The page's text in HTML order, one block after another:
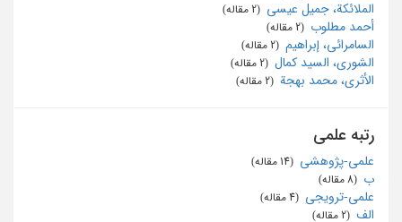
الملائکة، جمیل عیسی
أحمد مطلوب
السامرائی، إبراهیم
الشوری، السید کمال
الأثری، محمد بهجة
رتبه علمی
علمی-پژوهشی
ب
علمی-ترویجی
الف